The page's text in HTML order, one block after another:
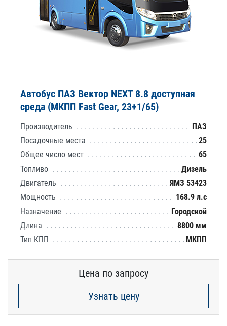
Автобус ПАЗ Вектор NEXT 8.8 доступная
среда (МКПП Fast Gear, 23+1/65)
Производитель
ПАЗ
Посадочные места
25
Общее число мест
65
Топливо
Дизель
Двигатель
ЯМЗ 53423
Мощность
168.9 л.с
Назначение
Городской
Длина
8800 мм
Тип КПП
МКПП
Цена по запросу
Узнать цену